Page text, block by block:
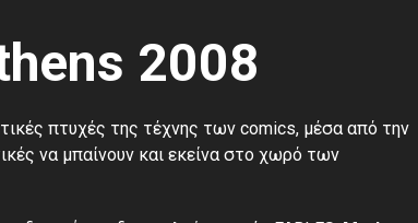
2008
πτυχές της τέχνης των comics, μέσα από την
να μπαίνουν και εκείνα στο χωρό των